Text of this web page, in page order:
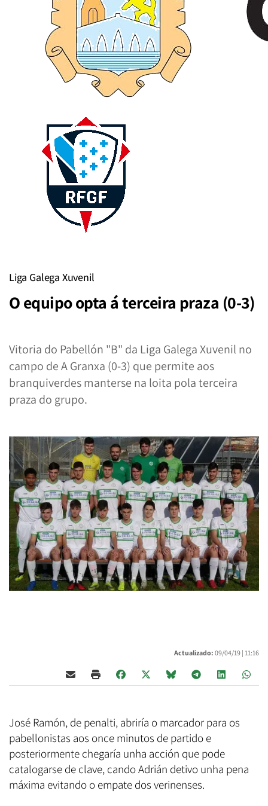
Liga Galega Xuvenil
O equipo opta á terceira praza (0-3)
Vitoria do Pabellón "B" da Liga Galega Xuvenil no
campo de A Granxa (0-3) que permite aos
branquiverdes manterse na loita pola terceira
praza do grupo.
Actualizado: 09/04/19 | 11:16
José Ramón, de penalti, abriría o marcador para os
pabellonistas aos once minutos de partido e
posteriormente chegaría unha acción que pode
catalogarse de clave, cando Adrián detivo unha pena
máxima evitando o empate dos verinenses.